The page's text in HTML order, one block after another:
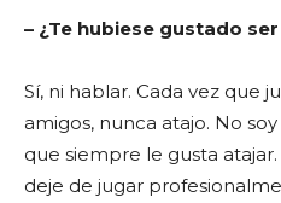
– ¿Te hubiese gustado
Sí, ni hablar. Cada vez que
amigos, nunca atajo. No
que siempre le gusta
deje de jugar